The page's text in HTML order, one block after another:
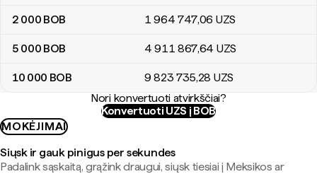
2 000 BOB 1 964 747,06 UZS
5 000 BOB 4 911 867,64 UZS
10 000 BOB 9 823 735,28 UZS
Nori konvertuoti atvirkščiai?
Konvertuoti UZS į BOB
MOKĖJIMAI
Siųsk ir gauk pinigus per sekundes
Padalink sąskaitą, grąžink draugui, siųsk tiesiai į Meksikos ar